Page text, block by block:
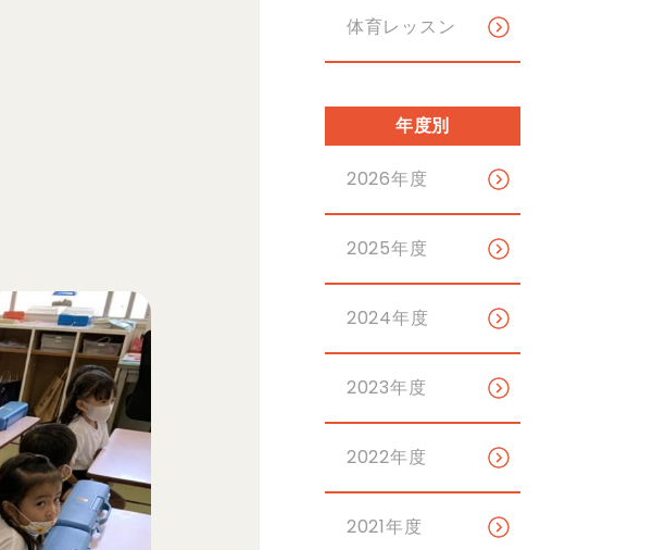
体育レッスン
年度別
2026年度
2025年度
2024年度
2023年度
2022年度
2021年度